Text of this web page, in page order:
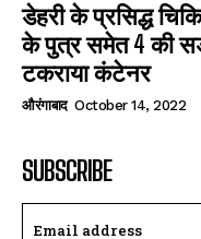
डेहरी के प्रसिद्ध
के पुत्र समेत 4 की
टकराया कंटेनर
औरंगाबाद October 14, 2022
SUBSCRIBE